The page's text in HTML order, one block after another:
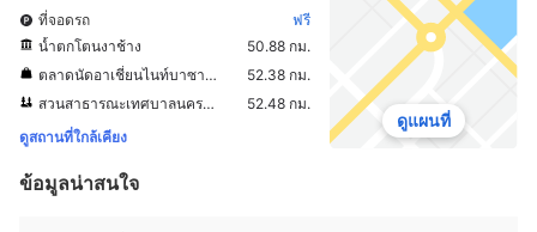
ที่จอดรถ
ฟรี
น้ำตกโตนงาช้าง
50.88 กม.
ตลาดนัดอาเชี่ยนไนท์บาซาร์ หาดใหญ่
52.38 กม.
สวนสาธารณะเทศบาลนครหาดใหญ่
52.48 กม.
ดูสถานที่ใกล้เคียง
ดูแผนที่
ข้อมูลน่าสนใจ